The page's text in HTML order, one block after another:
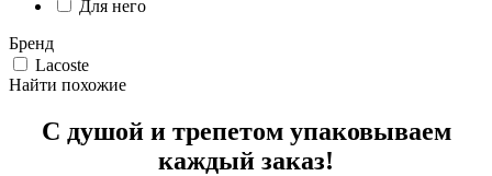
Для него
Бренд
Lacoste
Найти похожие
С душой и трепетом упаковываем
каждый заказ!